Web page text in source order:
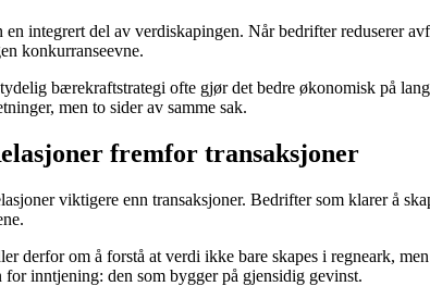
integrert del av verdiskapingen. Når bedrifter reduserer
konkurranseevne.
bærekraftstrategi ofte gjør det bedre økonomisk på
men to sider av samme sak.
fremfor transaksjoner
viktigere enn transaksjoner. Bedrifter som klarer å
derfor om å forstå at verdi ikke bare skapes i regneark,
inntjening: den som bygger på gjensidig gevinst.